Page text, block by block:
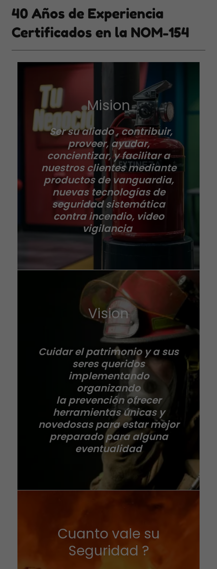
40 Años de Experiencia
Certificados en la NOM-154
Mision
Ser su aliado , contribuir,
proveer, ayudar,
concientizar, y facilitar a
nuestros clientes mediante
productos de vanguardia,
nuevas tecnologías de
seguridad sistemática
contra incendio, video
vigilancia
Vision
Cuidar el patrimonio y a sus
seres queridos
implementando
organizando
la prevención ofrecer
herramientas únicas y
novedosas para estar mejor
preparado para alguna
eventualidad
Cuanto vale su
Seguridad ?